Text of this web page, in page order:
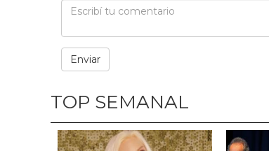
TOP SEMANAL